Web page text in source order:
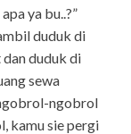
ya bu..?”
duduk di
duduk di
sewa
ngobrol
kamu sie pergi